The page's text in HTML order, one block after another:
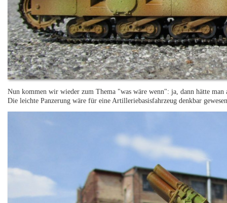
Nun kommen wir wieder zum Thema "was wäre wenn": ja, dann hätte man
Die leichte Panzerung wäre für eine Artilleriebasisfahrzeug denkbar